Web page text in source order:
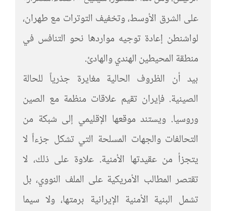
على الشرق الأوسط، وتخفيف التوترات مع طهران،
لواشنطن إعادة توجيه مواردها نحو التنافس في
منطقة المحيطين الهندي والهادئ.
بيد أن الظروف الحالية مغايرة جذرياً للحالة
الصينية. فإيران تقيم علاقات منظمة مع الصين
وروسيا. ويستند موقعها الإقليمي إلى شبكة من
التحالفات والجهات المسلحة التي تشكل جزءاً لا
يتجزأ من عقيدتها الأمنية. علاوة على ذلك، لا
تقتصر المطالب الأمريكية على الملف النووي، بل
تشمل البنية الأمنية الإيرانية برمتها، ولا سيما